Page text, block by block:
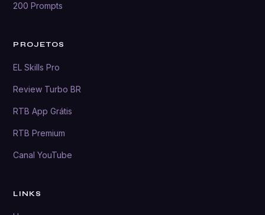
200 Prompts
PROJETOS
EL Skills Pro
Review Turbo BR
RTB App Grátis
RTB Premium
Canal YouTube
LINKS